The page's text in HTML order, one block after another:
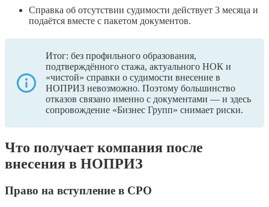
Справка об отсутствии судимости действует 3 месяца и
подаётся вместе с пакетом документов.
Итог: без профильного образования,
подтверждённого стажа, актуального НОК и
«чистой» справки о судимости внесение в
НОПРИЗ невозможно. Поэтому большинство
отказов связано именно с документами — и здесь
сопровождение «Бизнес Групп» снимает риски.
Что получает компания после
внесения в НОПРИЗ
Право на вступление в СРО